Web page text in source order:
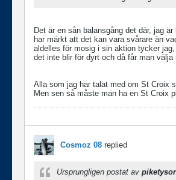
Det är en sån balansgång det där, jag
har märkt att det kan vara svårare än
aldelles för mosig i sin aktion tycker
det inte blir för dyrt och då får man
Alla som jag har talat med om St Croix
Men sen så måste man ha en St Croix
Cosmoz 08 replied
Ursprungligen postat av